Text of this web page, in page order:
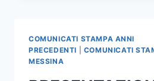
GIORNATA
COMUNICATI STAMPA ANNI
PRECEDENTI
COMUNICATI
MESSINA